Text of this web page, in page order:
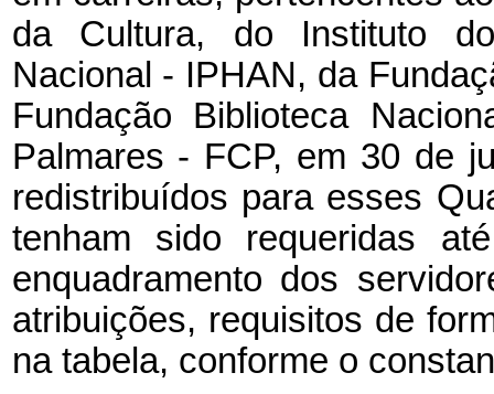
da Cultura, do Instituto
Nacional - IPHAN, da
Fundação Biblioteca
Palmares - FCP, em 30 de
redistribuídos para esses
tenham sido requeridas
enquadramento dos
atribuições, requisitos de
na tabela, conforme o